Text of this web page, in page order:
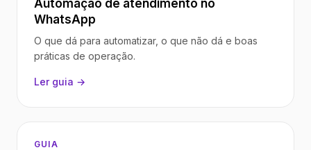
Automação de atendimento no
WhatsApp
O que dá para automatizar, o que não dá e boas
práticas de operação.
Ler guia →
GUIA